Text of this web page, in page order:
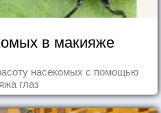
в макияже
насекомых с помощью
глаз